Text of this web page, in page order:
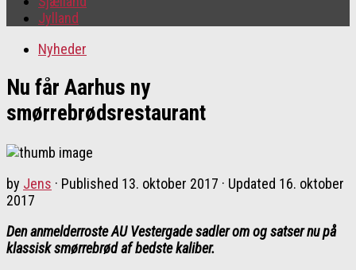
Jylland
Nyheder
Nu får Aarhus ny
smørrebrødsrestaurant
by Jens · Published 13. oktober 2017 · Updated 16. oktober
2017
Den anmelderroste AU Vestergade sadler om og satser nu på
klassisk smørrebrød af bedste kaliber.